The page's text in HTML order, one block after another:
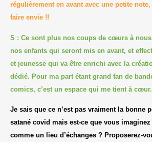
régulièrement en avant avec une petite
faire envie !!
S : Ce sont plus nos coups de cœurs à
nos enfants qui seront mis en avant, et
et jeunesse qui va être enrichi avec la
dédié. Pour ma part étant grand fan de
comics, c’est un espace qui me tient à cœur.
Je sais que ce n’est pas vraiment la bonne
satané covid mais est-ce que vous
comme un lieu d’échanges ? Proposerez-